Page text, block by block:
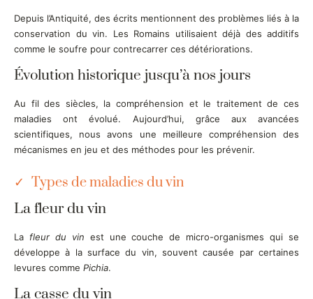
Depuis l’Antiquité, des écrits mentionnent des problèmes liés à la
conservation du vin. Les Romains utilisaient déjà des additifs
comme le soufre pour contrecarrer ces détériorations.
Évolution historique jusqu’à nos jours
Au fil des siècles, la compréhension et le traitement de ces
maladies ont évolué. Aujourd’hui, grâce aux avancées
scientifiques, nous avons une meilleure compréhension des
mécanismes en jeu et des méthodes pour les prévenir.
Types de maladies du vin
La fleur du vin
La fleur du vin est une couche de micro-organismes qui se
développe à la surface du vin, souvent causée par certaines
levures comme Pichia.
La casse du vin